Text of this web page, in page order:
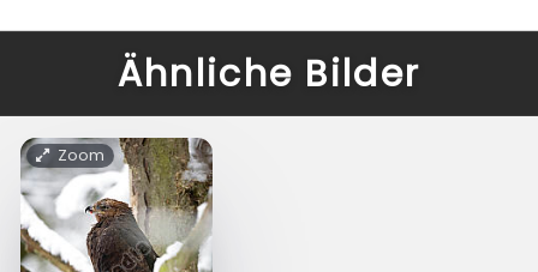
Ähnliche Bilder
Zoom